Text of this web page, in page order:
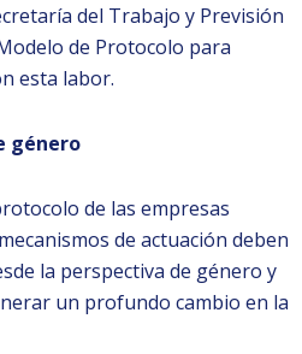
del Trabajo y Previsión
de Protocolo para
esta labor.
género
de las empresas
de actuación deben
la perspectiva de género y
un profundo cambio en la